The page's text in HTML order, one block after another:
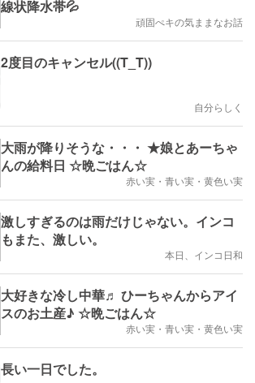
線状降水帯💦
頑固ぺキの気ままなお話
2度目のキャンセル((T_T))
自分らしく
大雨が降りそうな・・・ ★娘とあーちゃ
んの給料日 ☆晩ごはん☆
赤い実・青い実・黄色い実
激しすぎるのは雨だけじゃない。インコ
もまた、激しい。
本日、インコ日和
大好きな冷し中華♬ ひーちゃんからアイ
スのお土産♪ ☆晩ごはん☆
赤い実・青い実・黄色い実
長い一日でした。